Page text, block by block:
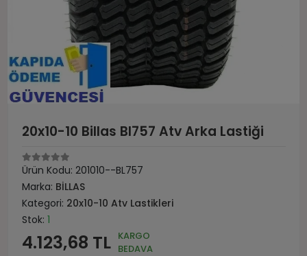
20x10-10 Billas Bl757 Atv Arka Lastiği
Ürün Kodu: 201010--BL757
Marka: BİLLAS
Kategori: 20x10-10 Atv Lastikleri
Stok: 1
4.123,68 TL KARGO
BEDAVA